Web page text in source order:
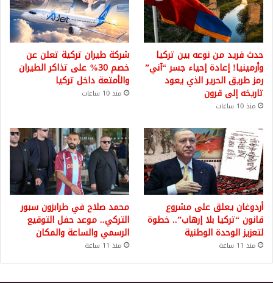
حدث فريد من نوعه بين تركيا
وأرمينيا! إعادة إحياء جسر “آني”
رمز طريق الحرير الذي يعود
تاريخه إلى قرون
منذ 10 ساعات
شركة طيران تركية تعلن عن
خصم 30% على تذاكر الطيران
والأمتعة داخل تركيا
منذ 10 ساعات
أردوغان يعلق على مشروع
قانون “تركيا بلا إرهاب”.. خطوة
لتعزيز الوحدة الوطنية
منذ 11 ساعة
محمد صلاح في طرابزون سبور
التركي.. موعد حفل التوقيع
الرسمي والساعة والمكان
منذ 11 ساعة